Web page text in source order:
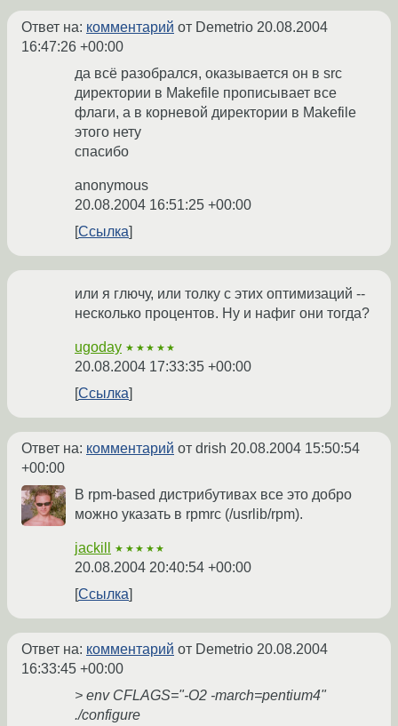
Ответ на: комментарий от Demetrio 20.08.2004
16:47:26 +00:00
да всё разобрался, оказывается он в src
директории в Makefile прописывает все
флаги, а в корневой директории в Makefile
этого нету
спасибо
anonymous
20.08.2004 16:51:25 +00:00
Ссылка
или я глючу, или толку с этих оптимизаций --
несколько процентов. Ну и нафиг они тогда?
ugoday ★★★★★
20.08.2004 17:33:35 +00:00
Ссылка
Ответ на: комментарий от drish 20.08.2004 15:50:54
+00:00
В rpm-based дистрибутивах все это добро
можно указать в rpmrc (/usrlib/rpm).
jackill ★★★★★
20.08.2004 20:40:54 +00:00
Ссылка
Ответ на: комментарий от Demetrio 20.08.2004
16:33:45 +00:00
> env CFLAGS="-O2 -march=pentium4"
./configure